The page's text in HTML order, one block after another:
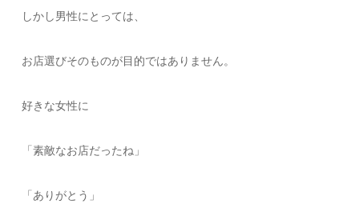
しかし男性にとっては、
お店選びそのものが目的ではありません。
好きな女性に
「素敵なお店だったね」
「ありがとう」